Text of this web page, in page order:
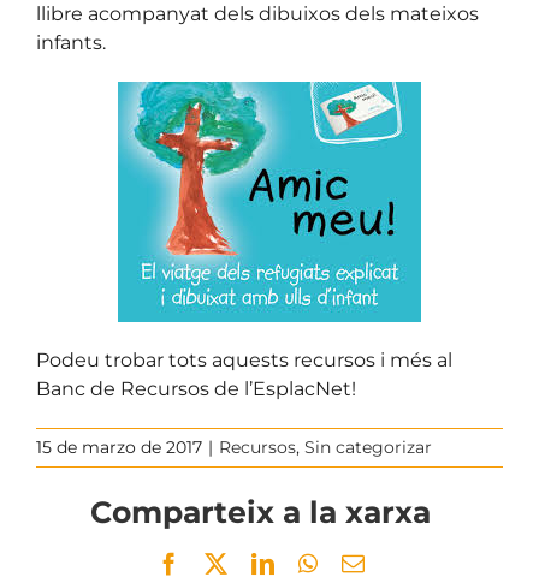
llibre acompanyat dels dibuixos dels mateixos
infants.
Podeu trobar tots aquests recursos i més al
Banc de Recursos de l’EsplacNet!
15 de marzo de 2017 | Recursos, Sin categorizar
Comparteix a la xarxa
Facebook
TwitterLinkedInWhatsApp
Email